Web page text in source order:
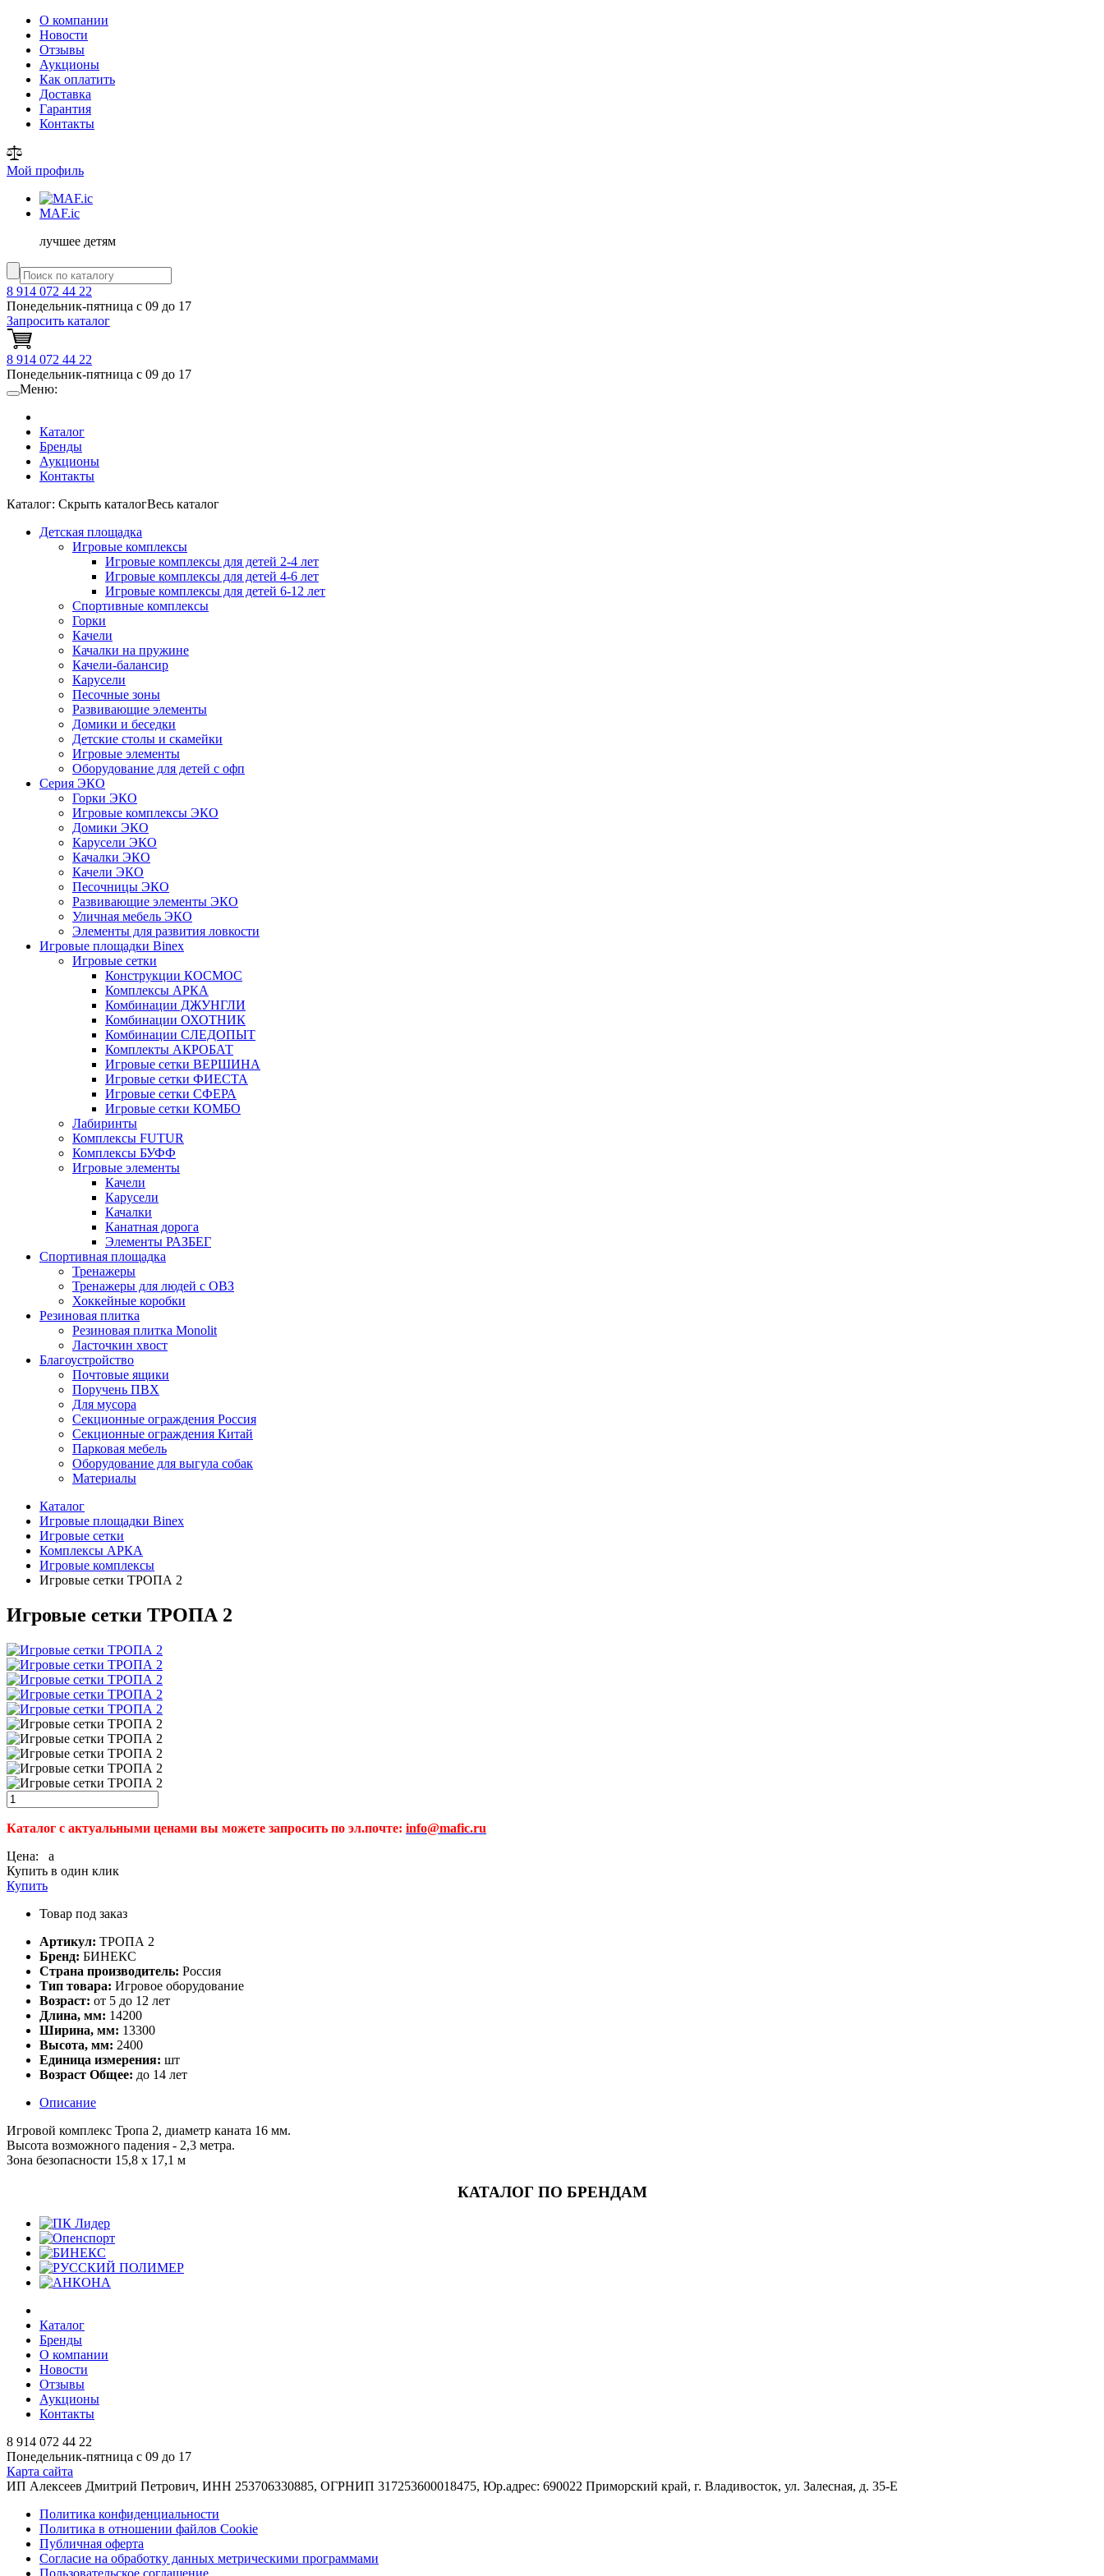
О компании
Новости
Отзывы
Аукционы
Как оплатить
Доставка
Гарантия
Контакты
Мой профиль
MAF.ic
лучшее детям
8 914 072 44 22
Понедельник-пятница с 09 до 17
Запросить каталог
8 914 072 44 22
Понедельник-пятница с 09 до 17
Меню:
Каталог
Бренды
Аукционы
Контакты
Каталог: Cкрыть каталогВесь каталог
Детская площадка
Игровые комплексы
Игровые комплексы для детей 2-4 лет
Игровые комплексы для детей 4-6 лет
Игровые комплексы для детей 6-12 лет
Спортивные комплексы
Горки
Качели
Качалки на пружине
Качели-балансир
Карусели
Песочные зоны
Развивающие элементы
Домики и беседки
Детские столы и скамейки
Игровые элементы
Оборудование для детей с офп
Серия ЭКО
Горки ЭКО
Игровые комплексы ЭКО
Домики ЭКО
Карусели ЭКО
Качалки ЭКО
Качели ЭКО
Песочницы ЭКО
Развивающие элементы ЭКО
Уличная мебель ЭКО
Элементы для развития ловкости
Игровые площадки Binex
Игровые сетки
Конструкции КОСМОС
Комплексы АРКА
Комбинации ДЖУНГЛИ
Комбинации ОХОТНИК
Комбинации СЛЕДОПЫТ
Комплекты АКРОБАТ
Игровые сетки ВЕРШИНА
Игровые сетки ФИЕСТА
Игровые сетки СФЕРА
Игровые сетки КОМБО
Лабиринты
Комплексы FUTUR
Комплексы БУФФ
Игровые элементы
Качели
Карусели
Качалки
Канатная дорога
Элементы РАЗБЕГ
Спортивная площадка
Тренажеры
Тренажеры для людей с ОВЗ
Хоккейные коробки
Резиновая плитка
Резиновая плитка Monolit
Ласточкин хвост
Благоустройство
Почтовые ящики
Поручень ПВХ
Для мусора
Секционные ограждения Россия
Секционные ограждения Китай
Парковая мебель
Оборудование для выгула собак
Материалы
Каталог
Игровые площадки Binex
Игровые сетки
Комплексы АРКА
Игровые комплексы
Игровые сетки ТРОПА 2
Игровые сетки ТРОПА 2
Каталог с актуальными ценами вы можете запросить по эл.почте: info@mafic.ru
Цена:
a
Купить в один клик
Купить
Товар под заказ
Артикул: ТРОПА 2
Бренд: БИНЕКС
Страна производитель: Россия
Тип товара: Игровое оборудование
Возраст: от 5 до 12 лет
Длина, мм: 14200
Ширина, мм: 13300
Высота, мм: 2400
Единица измерения: шт
Возраст Общее: до 14 лет
Описание
Игровой комплекс Тропа 2, диаметр каната 16 мм.
Высота возможного падения - 2,3 метра.
Зона безопасности 15,8 х 17,1 м
КАТАЛОГ ПО БРЕНДАМ
Каталог
Бренды
О компании
Новости
Отзывы
Аукционы
Контакты
8 914 072 44 22
Понедельник-пятница с 09 до 17
Карта сайта
ИП Алексеев Дмитрий Петрович, ИНН 253706330885, ОГРНИП 317253600018475, Юр.адрес: 690022 Приморский край, г. Владивосток, ул. Залесная, д. 35-Е
Политика конфиденциальности
Политика в отношении файлов Cookie
Публичная оферта
Согласие на обработку данных метрическими программами